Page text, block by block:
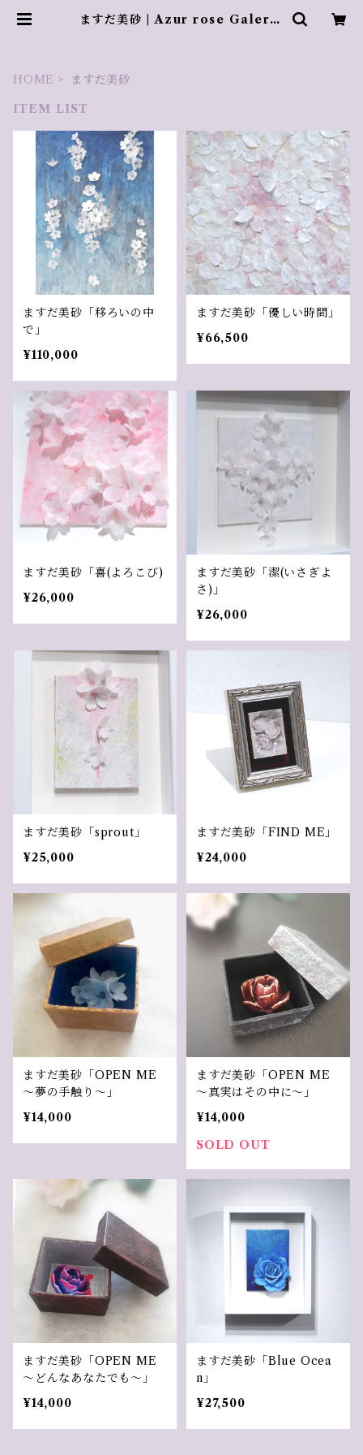
ますだ美砂 | Azur rose Galerie
HOME
ますだ美砂
ITEM LIST
ますだ美砂「移ろいの中
で」
¥110,000
ますだ美砂「優しい時間」
¥66,500
ますだ美砂「喜(よろこび)
¥26,000
ますだ美砂「潔(いさぎよ
さ)」
¥26,000
ますだ美砂「sprout」
¥25,000
ますだ美砂「FIND ME」
¥24,000
ますだ美砂「OPEN ME
～夢の手触り～」
¥14,000
ますだ美砂「OPEN ME
～真実はその中に～」
¥14,000
SOLD OUT
ますだ美砂「OPEN ME
～どんなあなたでも～」
¥14,000
ますだ美砂「Blue Ocea
n」
¥27,500